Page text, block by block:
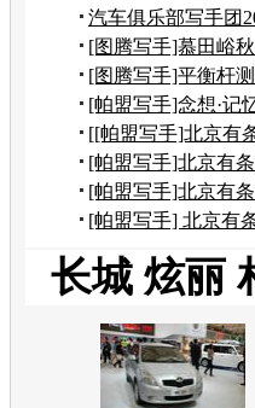
励申请
汽车俱乐部写手团
贴
[图腾写手]慕田峪
[图腾写手]平衡杆
[帕盟写手]念想·记
[[帕盟写手]北京有
到奶奶家作客
[帕盟写手]北京有
台上观望美景
[帕盟写手]北京有
——风水宝地
[帕盟写手] 北京有
长城 炫丽